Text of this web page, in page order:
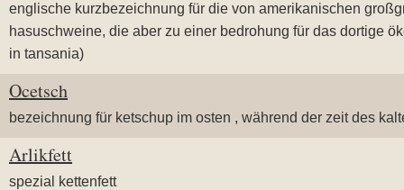
englische kurzbezeichnung für die von amerikanischen
hasuschweine, die aber zu einer bedrohung für das dortige
in tansania)
Ocetsch
bezeichnung für ketschup im osten , während der zeit des
Arlikfett
spezial kettenfett